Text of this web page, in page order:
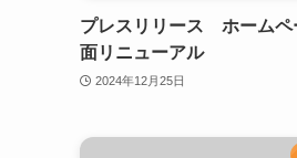
プレスリリース ホームペ
面リニューアル
2024年12月25日